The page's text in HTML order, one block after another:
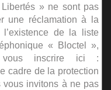
» ne sont pas
une réclamation à la
de la liste
« Bloctel »,
vous inscrire ici :
cadre de la protection
invitons à ne pas